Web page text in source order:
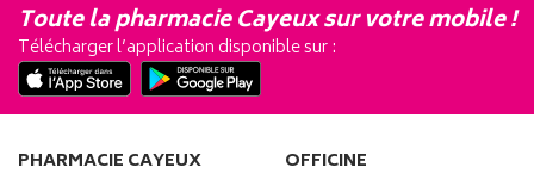
Toute la pharmacie Cayeux sur votre mobile !
Télécharger l’application disponible sur :
PHARMACIE CAYEUX OFFICINE